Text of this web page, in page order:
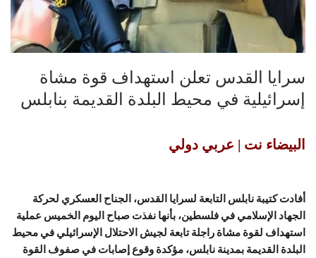
سرايا القدس تعلن استهداف قوة مشاة
إسرائيلية في محيط البلدة القديمة بنابلس
البيضاء نت | عربي دولي
أفادت كتيبة نابلس التابعة لسرايا القدس، الجناح العسكري لحركة
الجهاد الإسلامي في فلسطين، بأنها نفذت صباح اليوم الخميس عملية
استهداف لقوة مشاة راجلة تابعة لجيش الاحتلال الإسرائيلي في محيط
البلدة القديمة بمدينة نابلس، مؤكدة وقوع إصابات في صفوف القوة